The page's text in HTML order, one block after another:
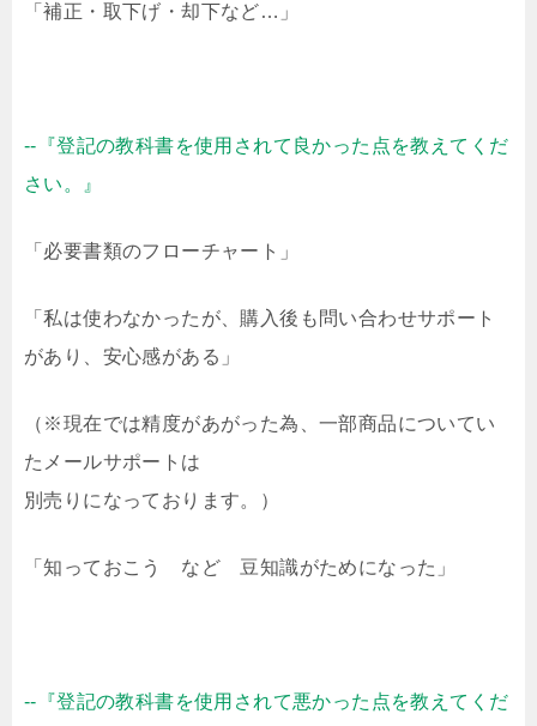
「補正・取下げ・却下など…」
--『登記の教科書を使用されて良かった点を教えてくだ
さい。』
「必要書類のフローチャート」
「私は使わなかったが、購入後も問い合わせサポート
があり、安心感がある」
（※現在では精度があがった為、一部商品についてい
たメールサポートは
別売りになっております。）
「知っておこう など 豆知識がためになった」
--『登記の教科書を使用されて悪かった点を教えてくだ